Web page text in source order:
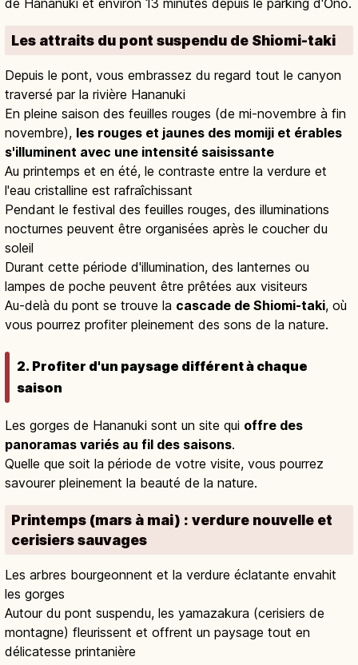
Les attraits du pont suspendu de Shiomi-taki
Depuis le pont, vous embrassez du regard tout le canyon
traversé par la rivière Hananuki
En pleine saison des feuilles rouges (de mi-novembre à fin
novembre), les rouges et jaunes des momiji et érables
s'illuminent avec une intensité saisissante
Au printemps et en été, le contraste entre la verdure et
l'eau cristalline est rafraîchissant
Pendant le festival des feuilles rouges, des illuminations
nocturnes peuvent être organisées après le coucher du
soleil
Durant cette période d'illumination, des lanternes ou
lampes de poche peuvent être prêtées aux visiteurs
Au-delà du pont se trouve la cascade de Shiomi-taki, où
vous pourrez profiter pleinement des sons de la nature.
2. Profiter d'un paysage différent à chaque
saison
Les gorges de Hananuki sont un site qui offre des
panoramas variés au fil des saisons.
Quelle que soit la période de votre visite, vous pourrez
savourer pleinement la beauté de la nature.
Printemps (mars à mai) : verdure nouvelle et
cerisiers sauvages
Les arbres bourgeonnent et la verdure éclatante envahit
les gorges
Autour du pont suspendu, les yamazakura (cerisiers de
montagne) fleurissent et offrent un paysage tout en
délicatesse printanière